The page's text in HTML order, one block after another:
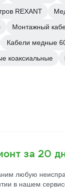
REXANT
Монтажный
Кабели медные
коаксиальные
за 20
любую
в нашем